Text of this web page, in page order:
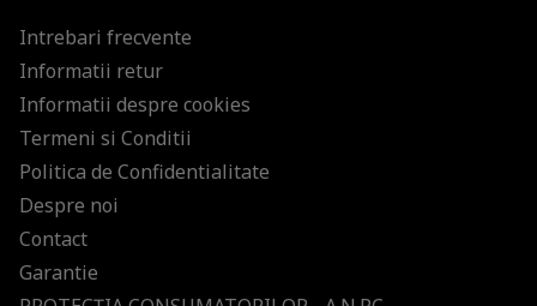
Intrebari frecvente
Informatii retur
Informatii despre cookies
Termeni si Conditii
Politica de Confidentialitate
Despre noi
Contact
Garantie